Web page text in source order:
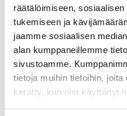
räätälöimiseen,
tukemiseen ja
jaamme sosiaalisen
alan kumppaneillemme
sivustoamme.
tietoja muihin tietoihin,
kerätty, kun olet käyttänyt
Tutustu myös